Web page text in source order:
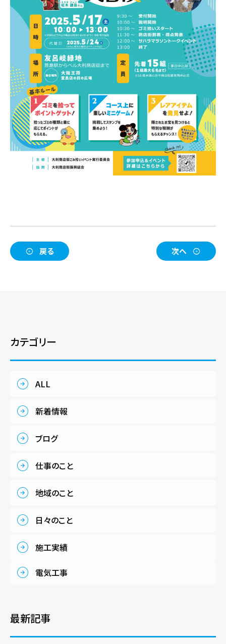
戻る 次へ
カテゴリー
ALL
新着情報
ブログ
仕事のこと
地域のこと
日々のこと
施工実績
電気工事
最新記事